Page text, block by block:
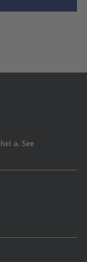
a. See